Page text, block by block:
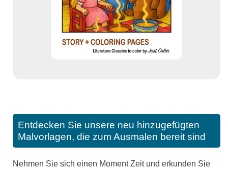
Entdecken Sie unsere neu hinzugefügten
Malvorlagen, die zum Ausmalen bereit sind
Nehmen Sie sich einen Moment Zeit und erkunden Sie